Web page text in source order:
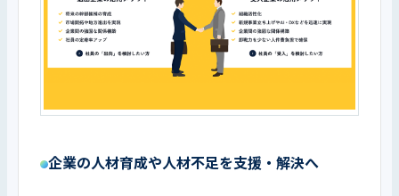
企業の人材育成や人材不足を支援・解決へ